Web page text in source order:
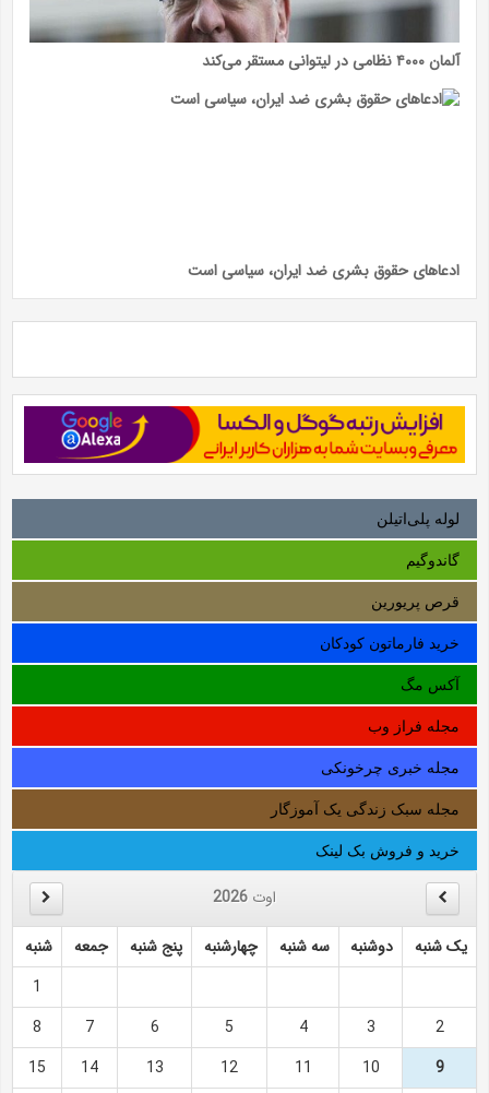
آلمان ۴۰۰۰ نظامی در لیتوانی مستقر می‌کند
ادعاهای حقوق بشری ضد ایران، سیاسی است
لوله‌ پلی‌اتیلن
گاندوگیم
قرص پریورین
خرید فارماتون کودکان
آکس مگ
مجله فراز وب
مجله خبری چرخونکی
مجله سبک زندگی یک آموزگار
خرید و فروش بک لینک
اوت 2026
یک شنبه دوشنبه سه شنبه چهارشنبه پنج شنبه جمعه
شنبه
1
2
3
4
5
6
7
8
9
10
11
12
13
14
15